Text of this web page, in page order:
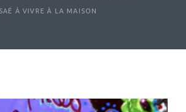
SAÉ À VIVRE À LA MAISON